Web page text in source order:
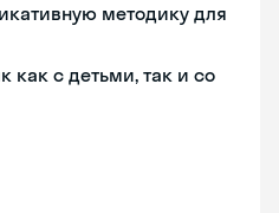
методику для
как с детьми, так и со